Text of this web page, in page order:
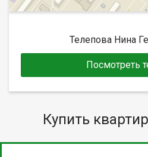
Телепова Нина
Посмотреть
Купить